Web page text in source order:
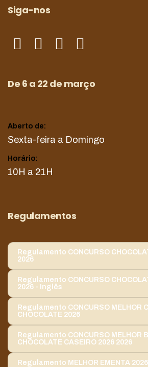
Siga-nos
De 6 a 22 de março
Aberto de:
Sexta-feira a Domingo
Horário:
10H a 21H
Regulamentos
Regulamento CONCURSO
2026
Regulamento CONCURSO
2026 - Inglês
Regulamento CONCURSO MELHOR
CHOCOLATE 2026
Regulamento CONCURSO MELHOR
CHOCOLATE CASEIRO 2026 2026
Regulamento MELHOR EMENTA 2026